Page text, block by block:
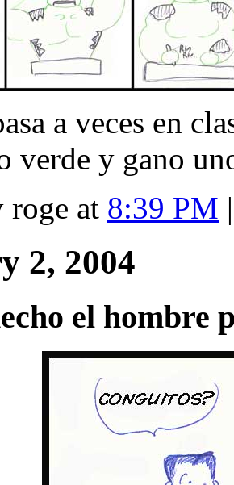
a veces en
verde y gano
roge at 8:39 PM
2, 2004
el hombre